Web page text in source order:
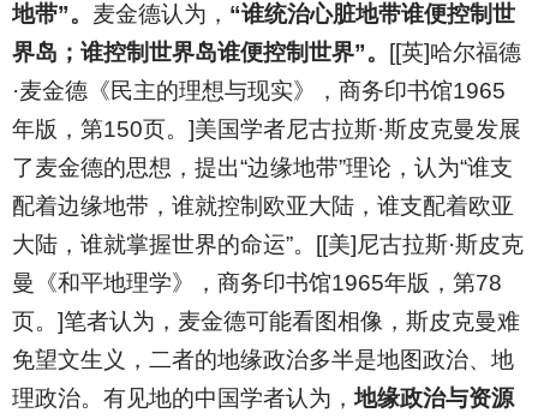
地带”。 麦金德认为， “谁统治心脏地带谁便控制世
界岛；谁控制世界岛谁便控制世界”。
[[英]哈尔福德
·麦金德《民主的理想与现实》，商务印书馆1965
年版，第150页。]美国学者尼古拉斯·斯皮克曼发展
了麦金德的思想，提出“边缘地带”理论，认为“谁支
配着边缘地带，谁就控制欧亚大陆，谁支配着欧亚
大陆，谁就掌握世界的命运”。[[美]尼古拉斯·斯皮克
曼《和平地理学》，商务印书馆1965年版，第78
页。]笔者认为，麦金德可能看图相像，斯皮克曼难
免望文生义，二者的地缘政治多半是地图政治、地
理政治。有见地的中国学者认为，地缘政治与资源